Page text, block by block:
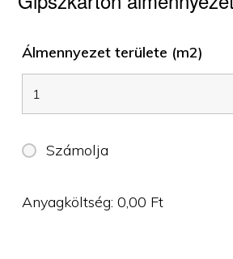
Álmennyezet területe (m2)
Számolja
Anyagköltség:0,00 Ft